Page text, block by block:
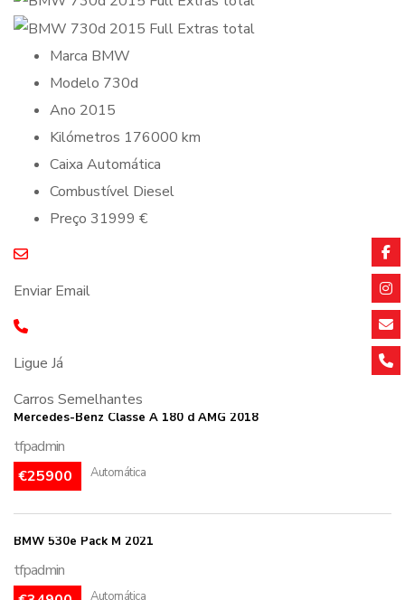
Marca BMW
Modelo 730d
Ano 2015
Kilómetros 176000 km
Caixa Automática
Combustível Diesel
Preço 31999 €
Enviar Email
Ligue Já
Carros Semelhantes
Mercedes-Benz Classe A 180 d AMG 2018
tfpadmin
€25900
Automática
BMW 530e Pack M 2021
tfpadmin
Automática